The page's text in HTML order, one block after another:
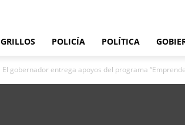
GRILLOS POLICÍA POLÍTICA
El gobernador entrega apoyos del programa